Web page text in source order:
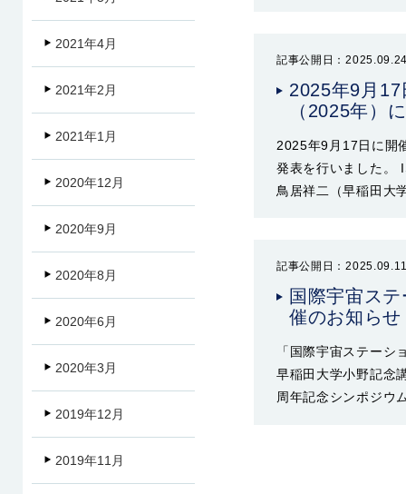
記事公開日：
2025年9月
（2025年）
2025年9月17日に開
発表を行いました。
鳥居祥二（早稲田大
記事公開日：
国際宇宙ス
催のお知らせ
「国際宇宙ステー
早稲田大学小野記念
周年記念シンポジウ
2021年4月
2021年2月
2021年1月
2020年12月
2020年9月
2020年8月
2020年6月
2020年3月
2019年12月
2019年11月